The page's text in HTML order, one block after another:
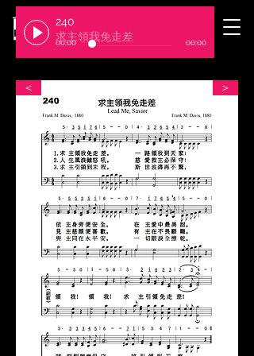
​臺北基督徒聚會處
240
求主領我免走差
00:00 00:00
＜ ＞